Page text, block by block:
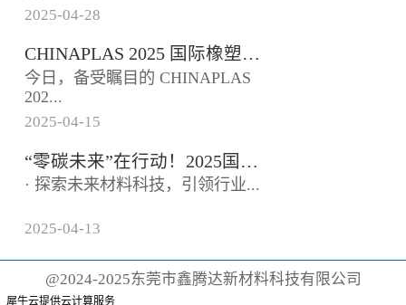
性能组合，成为工业、消费品和
医疗领域的“全能材料”。本文将
从材料特性出发，解析TPU如
何...
2025-04-28
CHINAPLAS 2025 国际橡塑展盛大启幕【鑫腾达】
今日，备受瞩目的 CHINAPLAS
202...
5 国际橡塑展盛大启幕，首日便
展现出非凡的魅力，精彩程度令
人瞩目。踏入展馆，...
2025-04-15
“零碳未来”在行动！2025国际橡塑展邀您共探再生科技与循环经济
· 探索未来材料科技，引领行业...
的目光再次聚焦于国际橡塑展！
作为全球...
2025-04-13
@2024-2025东莞市鑫腾达新材料科技有限公司
犀牛云提供云计算服务